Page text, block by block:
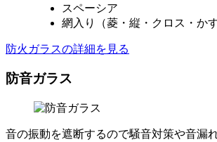
スペーシア
網入り（菱・縦・クロス・かす
防火ガラスの詳細を見る
防音ガラス
音の振動を遮断するので騒音対策や音漏